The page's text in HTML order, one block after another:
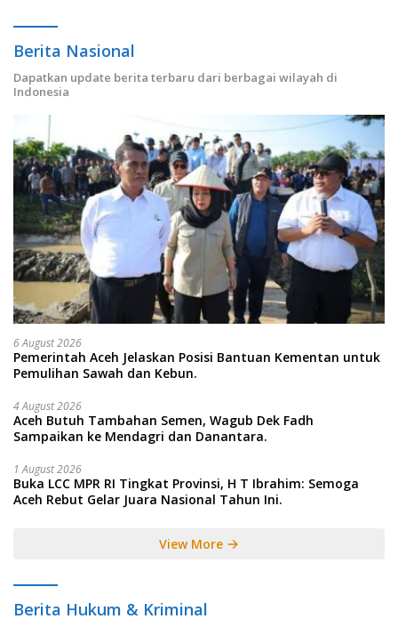
Berita Nasional
Dapatkan update berita terbaru dari berbagai wilayah di
Indonesia
6 August 2026
Pemerintah Aceh Jelaskan Posisi Bantuan Kementan untuk
Pemulihan Sawah dan Kebun.
4 August 2026
Aceh Butuh Tambahan Semen, Wagub Dek Fadh
Sampaikan ke Mendagri dan Danantara.
1 August 2026
Buka LCC MPR RI Tingkat Provinsi, H T Ibrahim: Semoga
Aceh Rebut Gelar Juara Nasional Tahun Ini.
View More
Berita Hukum & Kriminal